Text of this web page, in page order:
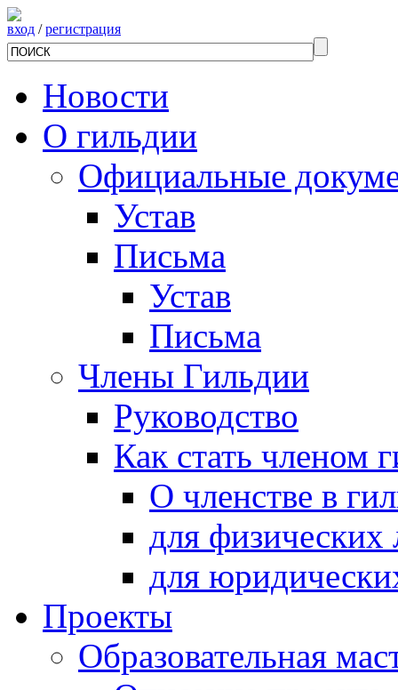
вход /регистрация
Новости
О гильдии
Официальные
Устав
Письма
Устав
Письма
Члены Гильдии
Руководство
Как стать членом
О членстве в
для физических
для
Проекты
Образовательная